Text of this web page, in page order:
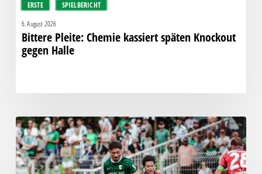
ERSTE SPIELBERICHT
6. August 2026
Bittere Pleite: Chemie kassiert späten Knockout
gegen Halle
“Einer
für
alle,
alle